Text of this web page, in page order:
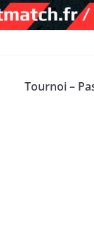
Tournoi –